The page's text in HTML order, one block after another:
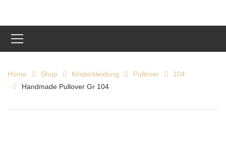
Home Shop Kinderkleidung Pullover
104
Handmade Pullover Gr 104